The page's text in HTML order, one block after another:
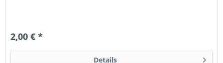
2,00 € *
Details